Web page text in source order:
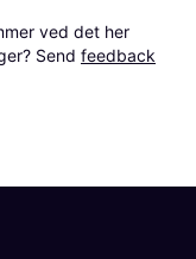
ved det her
Send feedback